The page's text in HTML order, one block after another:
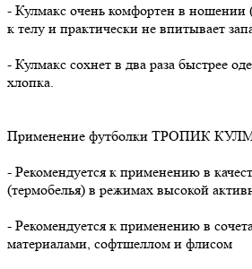
- Кулмакс очень комфортен в ношении
к телу и практически не впитывает
- Кулмакс сохнет в два раза быстрее
хлопка.
Применение футболки ТРОПИК
- Рекомендуется к применению в
(термобелья) в режимах высокой
- Рекомендуется к применению в
материалами, софтшеллом и флисом